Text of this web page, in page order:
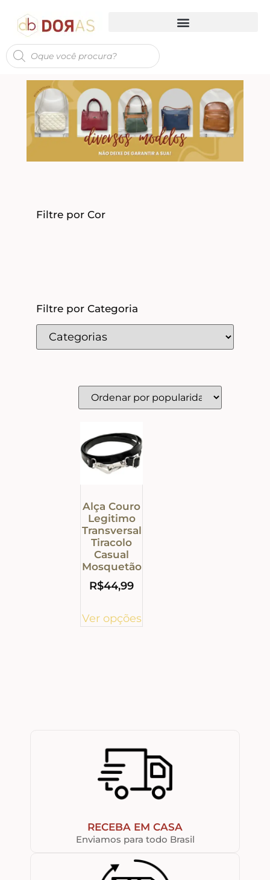
Filtre por Cor
Filtre por Categoria
Alça Couro
Legitimo
Transversal
Tiracolo
Casual
Mosquetão
R$44,99
Ver opções
RECEBA EM CASA
Enviamos para todo Brasil